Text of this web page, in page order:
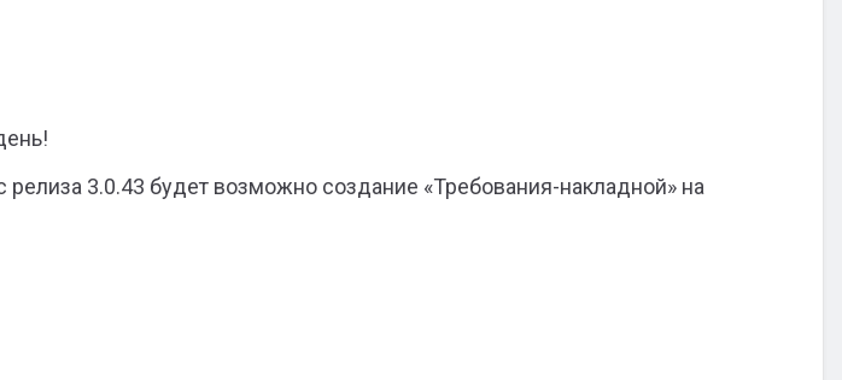
релиза 3.0.43 будет возможно создание «Требования-накладной» на